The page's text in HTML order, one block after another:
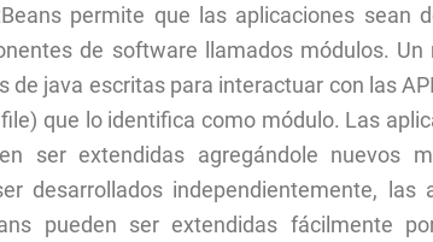
permite que las aplicaciones sean
de software llamados módulos.
de java escritas para interactuar con las
que lo identifica como módulo. Las
ser extendidas agregándole nuevos
desarrollados independientemente, las
pueden ser extendidas fácilmente